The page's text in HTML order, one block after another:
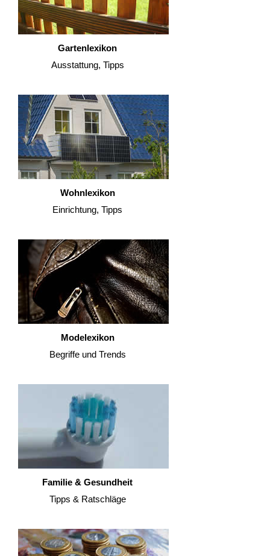
Gartenlexikon
Ausstattung, Tipps
Wohnlexikon
Einrichtung, Tipps
Modelexikon
Begriffe und Trends
Familie & Gesundheit
Tipps & Ratschläge